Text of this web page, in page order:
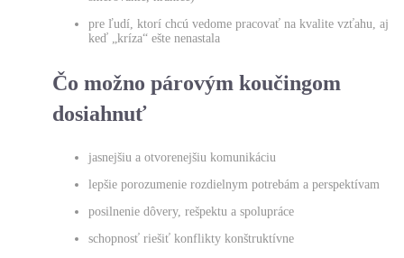
pre ľudí, ktorí chcú vedome pracovať na kvalite vzťahu, aj
keď „kríza“ ešte nenastala
Čo možno párovým koučingom
dosiahnuť
jasnejšiu a otvorenejšiu komunikáciu
lepšie porozumenie rozdielnym potrebám a perspektívam
posilnenie dôvery, rešpektu a spolupráce
schopnosť riešiť konflikty konštruktívne